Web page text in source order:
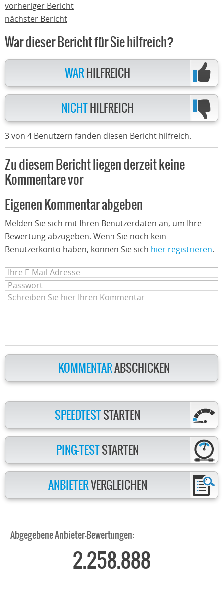
vorheriger Bericht
nächster Bericht
War dieser Bericht für Sie hilfreich?
WAR HILFREICH
NICHT HILFREICH
3 von 4 Benutzern fanden diesen Bericht hilfreich.
Zu diesem Bericht liegen derzeit keine
Kommentare vor
Eigenen Kommentar abgeben
Melden Sie sich mit Ihren Benutzerdaten an, um Ihre
Bewertung abzugeben. Wenn Sie noch kein
Benutzerkonto haben, können Sie sich hier registrieren.
KOMMENTARABSCHICKEN
SPEEDTESTSTARTEN
PING-TESTSTARTEN
ANBIETERVERGLEICHEN
Abgegebene Anbieter-Bewertungen:
2.258.888